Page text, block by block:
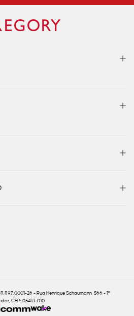
26 - Rua Henrique Schaumann, 566 - 1º
CEP: 05413-010